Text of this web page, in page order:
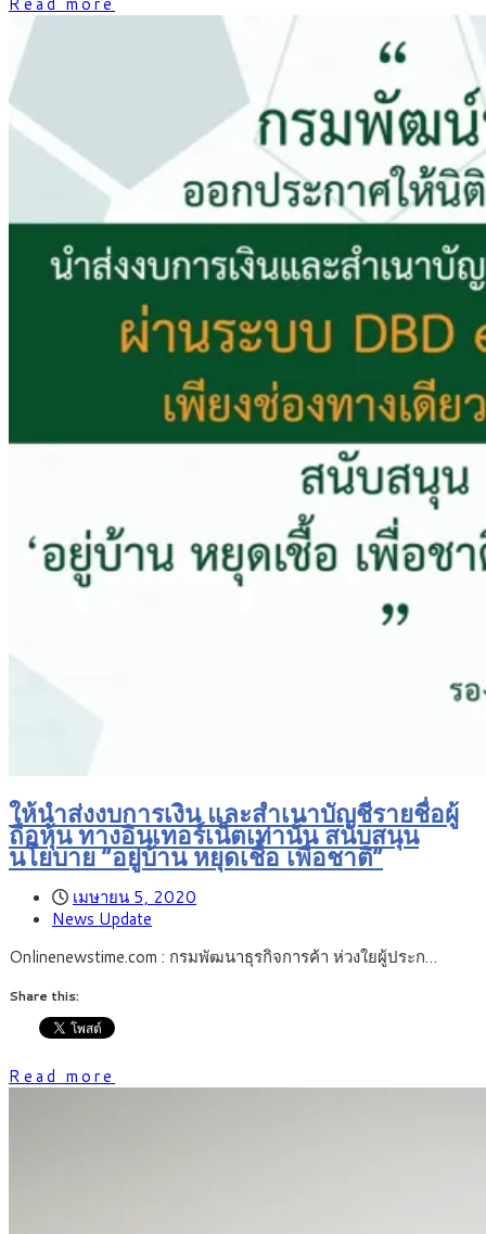
ให้นำส่งงบการเงิน และสำเนาบัญชีรายชื่อผู้
ถือหุ้น ทางอินเทอร์เน็ตเท่านั้น สนับสนุน
นโยบาย “อยู่บ้าน หยุดเชื้อ เพื่อชาติ”
เมษายน 5, 2020
News Update
Onlinenewstime.com : กรมพัฒนาธุรกิจการค้า ห่วงใยผู้ประก…
Share this:
Read more